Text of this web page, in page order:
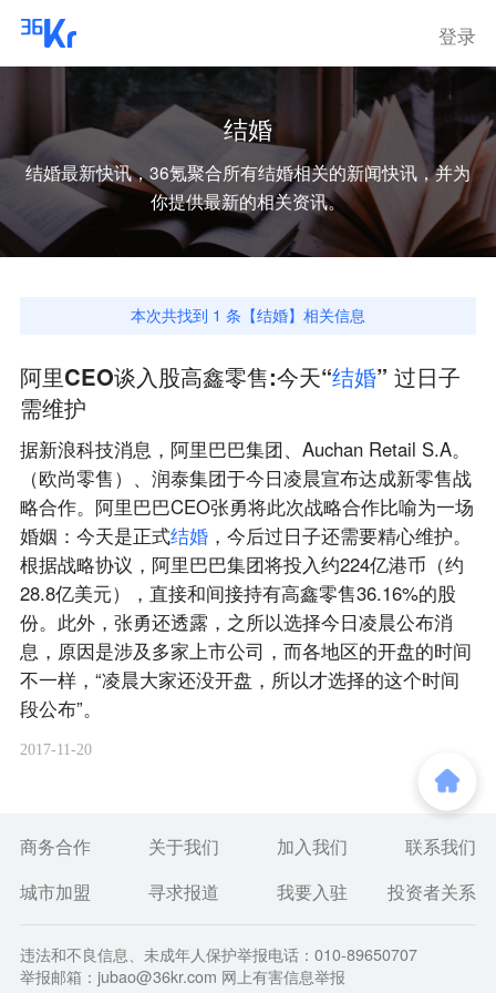
登录
结婚
结婚最新快讯，36氪聚合所有结婚相关的新闻快讯，并为
你提供最新的相关资讯。
本次共找到 1 条【结婚】相关信息
阿里CEO谈入股高鑫零售:今天“结婚” 过日子
需维护
据新浪科技消息，阿里巴巴集团、Auchan Retail S.A。
（欧尚零售）、润泰集团于今日凌晨宣布达成新零售战
略合作。阿里巴巴CEO张勇将此次战略合作比喻为一场
婚姻：今天是正式结婚，今后过日子还需要精心维护。
根据战略协议，阿里巴巴集团将投入约224亿港币（约
28.8亿美元），直接和间接持有高鑫零售36.16%的股
份。此外，张勇还透露，之所以选择今日凌晨公布消
息，原因是涉及多家上市公司，而各地区的开盘的时间
不一样，“凌晨大家还没开盘，所以才选择的这个时间
段公布”。
2017-11-20
商务合作 关于我们 加入我们
联系我们
城市加盟
寻求报道 我要入驻 投资者关系
违法和不良信息、未成年人保护举报电话：010-89650707
举报邮箱：jubao@36kr.com 网上有害信息举报